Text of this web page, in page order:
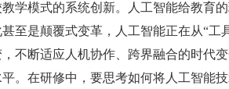
学模式的系统创新。人工智能给教育
至是颠覆式变革，人工智能正在从“工
不断适应人机协作、跨界融合的时代
。在研修中，要思考如何将人工智能